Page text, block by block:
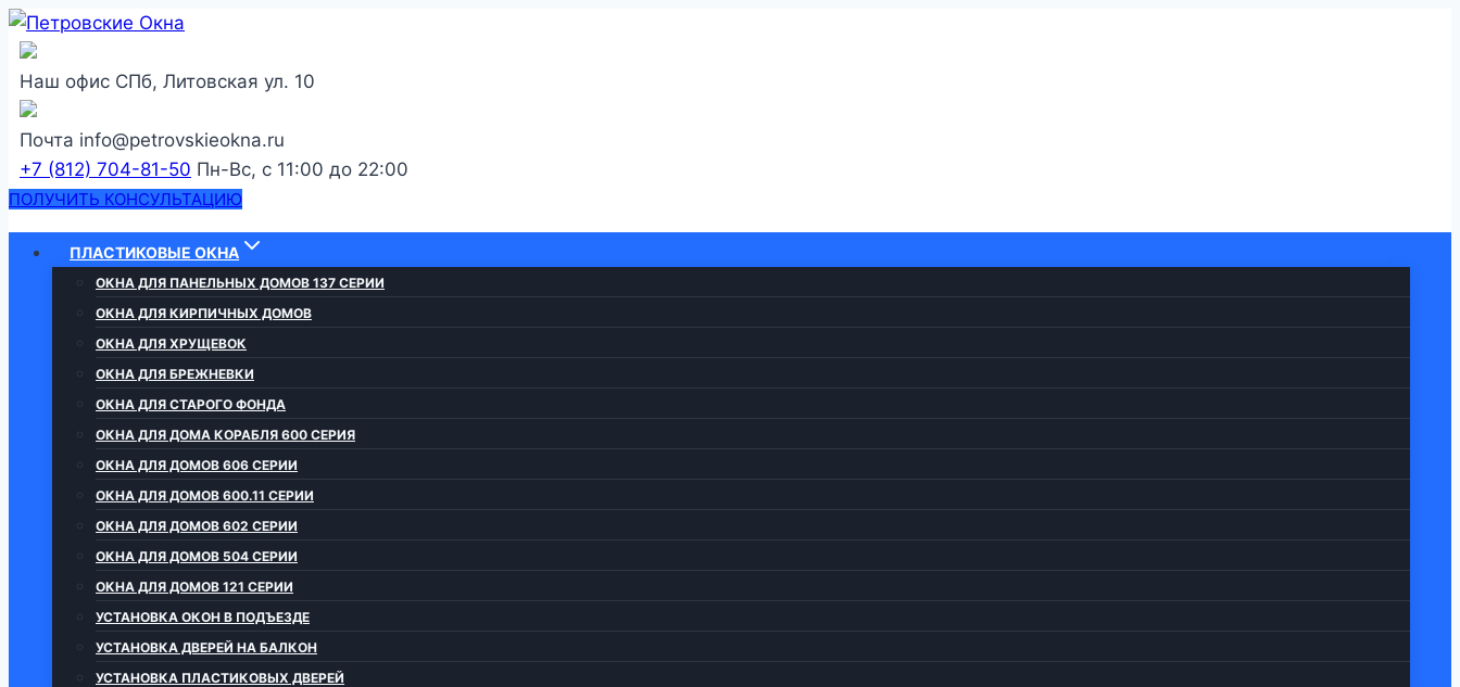
Перейти
содержанию
Наш офис СПб, Литовская ул. 10
Почта info@petrovskieokna.ru
+7 (812) 704-81-50 Пн-Вс, с 11:00 до 22:00
ПОЛУЧИТЬ КОНСУЛЬТАЦИЮ
ПЛАСТИКОВЫЕ ОКНА
ОКНА ДЛЯ ПАНЕЛЬНЫХ ДОМОВ 137 СЕРИИ
ОКНА ДЛЯ КИРПИЧНЫХ ДОМОВ
ОКНА ДЛЯ ХРУЩЕВОК
ОКНА ДЛЯ БРЕЖНЕВКИ
ОКНА ДЛЯ СТАРОГО ФОНДА
ОКНА ДЛЯ ДОМА КОРАБЛЯ 600 СЕРИЯ
ОКНА ДЛЯ ДОМОВ 606 СЕРИИ
ОКНА ДЛЯ ДОМОВ 600.11 СЕРИИ
ОКНА ДЛЯ ДОМОВ 602 СЕРИИ
ОКНА ДЛЯ ДОМОВ 504 СЕРИИ
ОКНА ДЛЯ ДОМОВ 121 СЕРИИ
УСТАНОВКА ОКОН В ПОДЪЕЗДЕ
УСТАНОВКА ДВЕРЕЙ НА БАЛКОН
УСТАНОВКА ПЛАСТИКОВЫХ ДВЕРЕЙ